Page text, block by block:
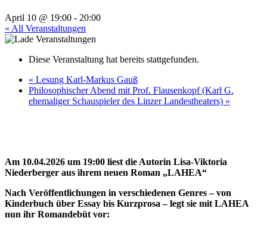
April 10 @ 19:00 - 20:00
« All Veranstaltungen
Diese Veranstaltung hat bereits stattgefunden.
« Lesung Karl-Markus Gauß
Philosophischer Abend mit Prof. Flausenkopf (Karl G.
ehemaliger Schauspieler des Linzer Landestheaters) »
Am 10.04.2026 um 19:00 liest die Autorin Lisa-Viktoria
Niederberger aus ihrem neuen Roman „LAHEA“
Nach Veröffentlichungen in verschiedenen Genres – von
Kinderbuch über Essay bis Kurzprosa – legt sie mit LAHEA
nun ihr Romandebüt vor: